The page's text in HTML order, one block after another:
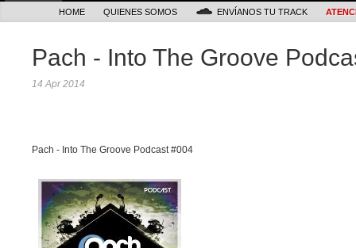
HOME QUIENES SOMOS ENVÍANOS TU TRACK
Pach - Into The Groove
14 Apr 2014
Pach - Into The Groove Podcast #004